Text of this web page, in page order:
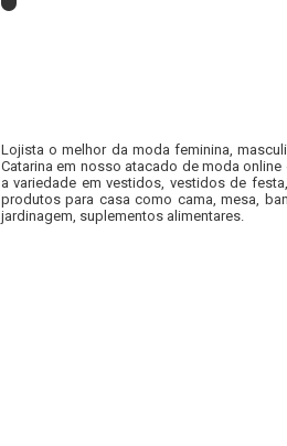
Lojista o melhor da moda feminina,
Catarina em nosso atacado de moda
a variedade em vestidos, vestidos de
produtos para casa como cama, mesa,
jardinagem, suplementos alimentares.